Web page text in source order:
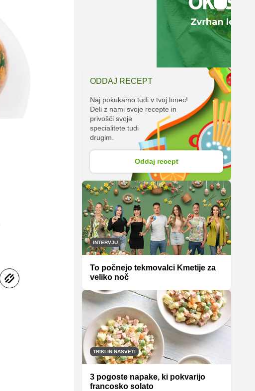
ODDAJ RECEPT
Naj pokukamo tudi v tvoj lonec!
Deli z nami svoje recepte in
privošči svoje
specialitete tudi
drugim.
Oddaj recept
INTERVJU
To počnejo tekmovalci Kmetije za
veliko noč
TRIKI IN NASVETI
3 pogoste napake, ki pokvarijo
francosko solato